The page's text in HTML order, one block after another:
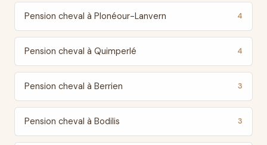
Pension cheval à Plonéour-Lanvern 4
Pension cheval à Quimperlé 4
Pension cheval à Berrien 3
Pension cheval à Bodilis 3